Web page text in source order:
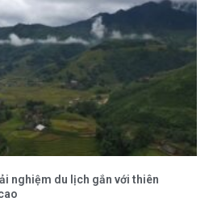
nghiệm du lịch gắn với thiên